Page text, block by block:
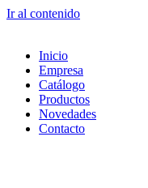
Ir al contenido
Inicio
Empresa
Catálogo
Productos
Novedades
Contacto